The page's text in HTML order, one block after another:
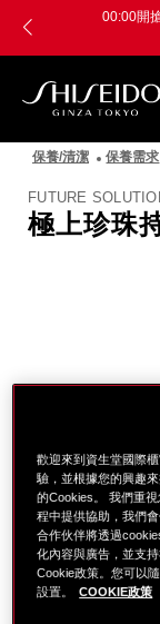
00:00開
資
生
國
際
櫃
保養/清潔 保養需求
FUTURE
極上珍珠
歡迎來到資生堂國際
驗，並根據您的興趣
的Cookies。 我們重
程中提供協助，我們
合作伙伴將透過
化內容與廣告，並支
Cookie政策。您可以
設置。 COOKIE政策